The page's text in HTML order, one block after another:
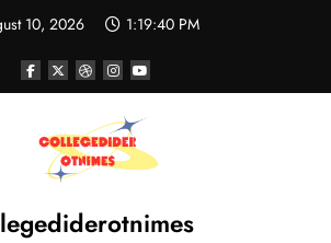
10, 2026 1:19:40 PM